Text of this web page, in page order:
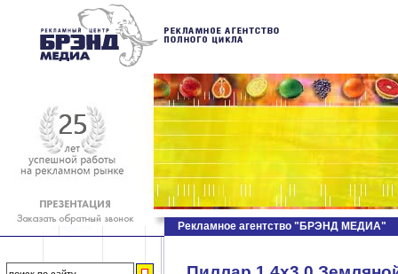
Рекламное агентство "БРЭНД МЕДИА"